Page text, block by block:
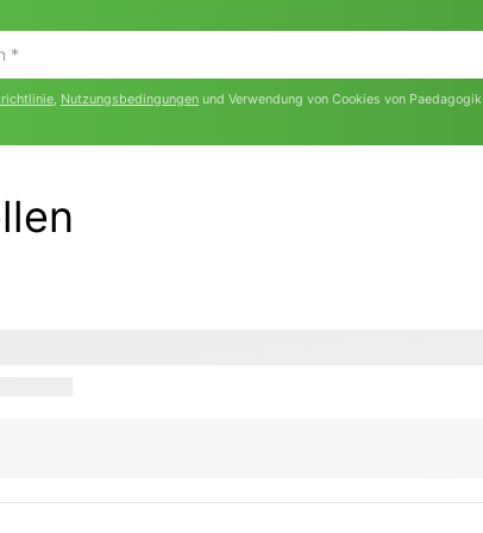
, Nutzungsbedingungen und Verwendung von Cookies von